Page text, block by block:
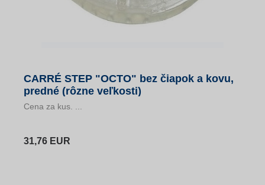
CARRÉ STEP "OCTO" bez čiapok a kovu,
predné (rôzne veľkosti)
Cena za kus. ...
31,76 EUR